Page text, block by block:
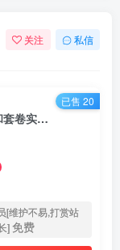
关注 私信
超格套卷，包含25年公务员考试行测套卷和套卷实战班计划表2025国考行测超格套卷：25年真题368页+实战计划表24页，复盘上岸必备
[维护不易,打赏站
] 免费
已售 20